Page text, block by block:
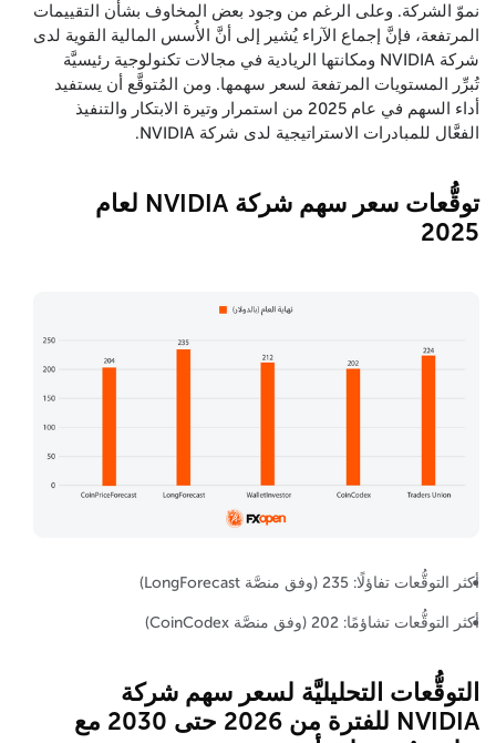
نموّ الشركة. وعلى الرغم من وجود بعض المخاوف بشأن التقييمات
المرتفعة، فإنَّ إجماع الآراء يُشير إلى أنَّ الأُسس المالية القوية لدى
شركة NVIDIA ومكانتها الريادية في مجالات تكنولوجية رئيسيَّة
تُبرِّر المستويات المرتفعة لسعر سهمها. ومن المُتوقَّع أن يستفيد
أداء السهم في عام 2025 من استمرار وتيرة الابتكار والتنفيذ
الفعَّال للمبادرات الاستراتيجية لدى شركة NVIDIA.
توقُّعات سعر سهم شركة NVIDIA لعام
2025
أكثر التوقُّعات تفاؤلًا: 235 (وفق منصَّة LongForecast)
أكثر التوقُّعات تشاؤمًا: 202 (وفق منصَّة CoinCodex)
التوقُّعات التحليليَّة لسعر سهم شركة
NVIDIA للفترة من 2026 حتى 2030 مع